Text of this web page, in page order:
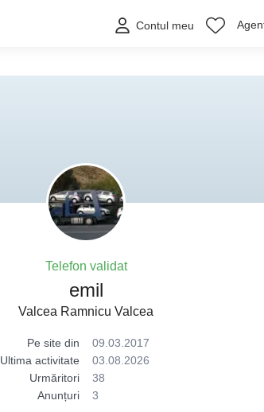
Contul meu
Telefon validat
emil
Valcea Ramnicu Valcea
Pe site din
09.03.2017
Ultima activitate
03.08.2026
Urmăritori
38
Anunțuri
3